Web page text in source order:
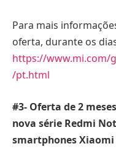
Para mais
oferta, durante os
https://www.mi.com/
/pt.html
#3- Oferta de 2
nova série Redmi
smartphones